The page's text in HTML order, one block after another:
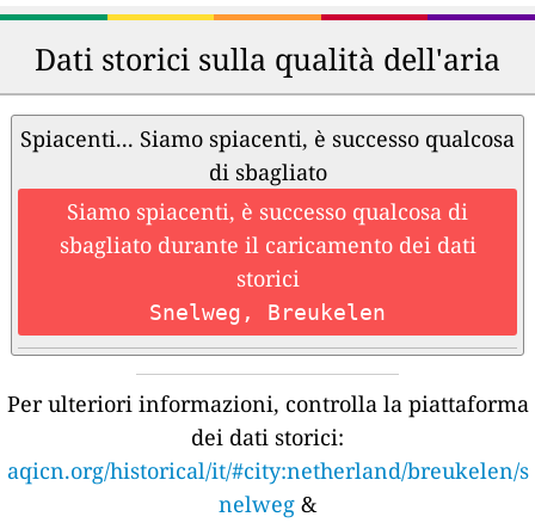
Dati storici sulla qualità dell'aria
Spiacenti... Siamo spiacenti, è successo qualcosa
di sbagliato
Siamo spiacenti, è successo qualcosa di
sbagliato durante il caricamento dei dati
storici
Snelweg, Breukelen
Per ulteriori informazioni, controlla la piattaforma
dei dati storici:
aqicn.org/historical/it/#city:netherland/breukelen/s
nelweg &